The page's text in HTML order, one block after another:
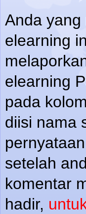
Anda yang
elearning
elearning
pada
diisi nama
setelah
komentar
hadir,